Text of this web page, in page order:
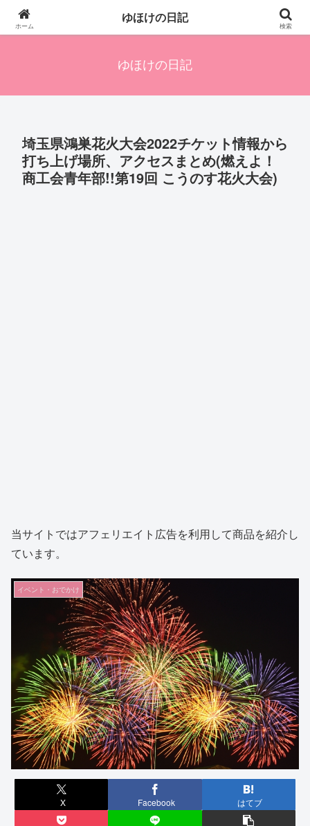
四人の子を持つ母のズボラ生活備忘録です。興味のあることアレやコレ、色々
発信します。
ゆほけの日記
埼玉県鴻巣花火大会2022チケット情報から
打ち上げ場所、アクセスまとめ(燃えよ！
商工会青年部!!第19回 こうのす花火大会)
当サイトではアフェリエイト広告を利用して商品を紹介し
ています。
イベント・おでかけ
X Facebook はてブ
ホーム
ゆほけの日記
検索